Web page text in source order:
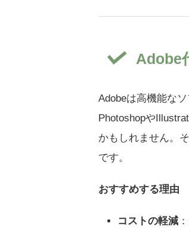
Adobe
Adobeは高機能な
Photoshopや
かもしれません。
です。
おすすめする理由
コストの軽減